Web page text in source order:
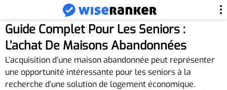
Guide Complet Pour Les Seniors :
L’achat De Maisons Abandonnées
L’acquisition d’une maison abandonnée peut représenter
une opportunité intéressante pour les seniors à la
recherche d’une solution de logement économique.